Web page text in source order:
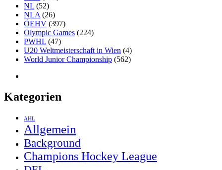
NL (52)
NLA (26)
ÖEHV (397)
Olympic Games (224)
PWHL (47)
U20 Weltmeisterschaft in Wien (4)
World Junior Championship (562)
Kategorien
AHL
Allgemein
Background
Champions Hockey League